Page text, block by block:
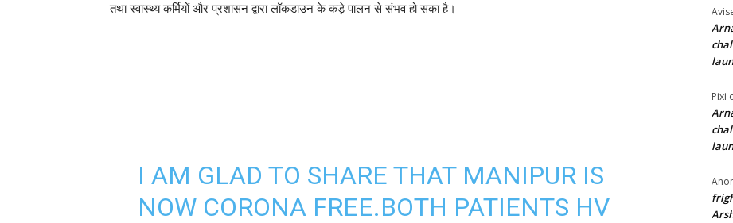
तथा स्वास्थ्य कर्मियों और प्रशासन द्वारा लॉकडाउन के कड़े पालन से संभव हो सका है।
I AM GLAD TO SHARE THAT MANIPUR IS
NOW CORONA FREE.BOTH PATIENTS HV
Pixi